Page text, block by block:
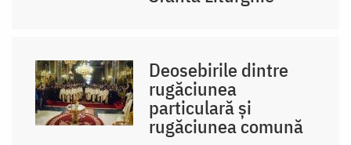
Deosebirile dintre
rugăciunea
particulară și
rugăciunea comună